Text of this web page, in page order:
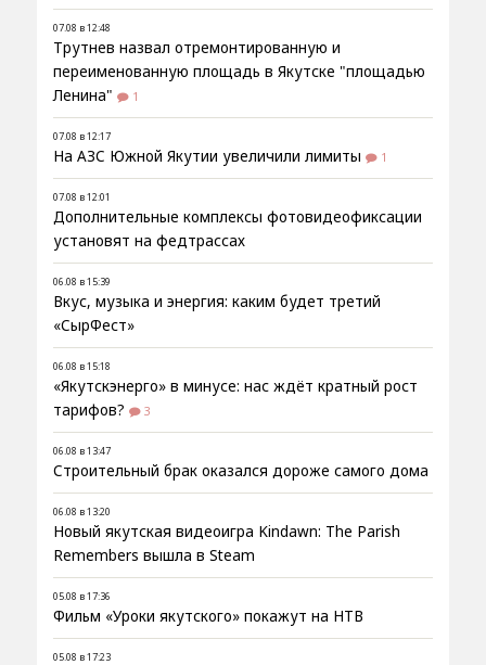
07.08 в 12:48
Трутнев назвал отремонтированную и
переименованную площадь в Якутске "площадью
Ленина"
1
07.08 в 12:17
На АЗС Южной Якутии увеличили лимиты 1
07.08 в 12:01
Дополнительные комплексы фотовидеофиксации
установят на федтрассах
06.08 в 15:39
Вкус, музыка и энергия: каким будет третий
«СырФест»
06.08 в 15:18
«Якутскэнерго» в минусе: нас ждёт кратный рост
тарифов?
3
06.08 в 13:47
Строительный брак оказался дороже самого дома
06.08 в 13:20
Новый якутская видеоигра Kindawn: The Parish
Remembers вышла в Steam
05.08 в 17:36
Фильм «Уроки якутского» покажут на НТВ
05.08 в 17:23